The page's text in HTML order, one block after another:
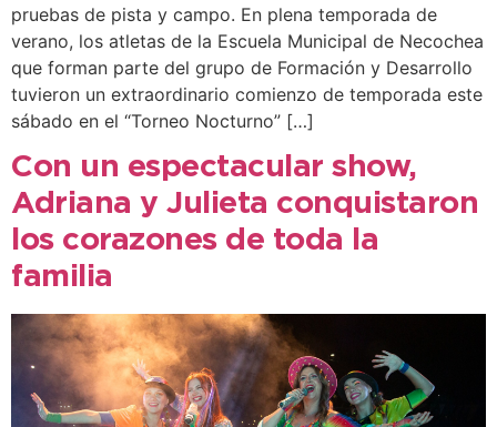
pruebas de pista y campo. En plena temporada de
verano, los atletas de la Escuela Municipal de Necochea
que forman parte del grupo de Formación y Desarrollo
tuvieron un extraordinario comienzo de temporada este
sábado en el “Torneo Nocturno” […]
Con un espectacular show,
Adriana y Julieta conquistaron
los corazones de toda la
familia